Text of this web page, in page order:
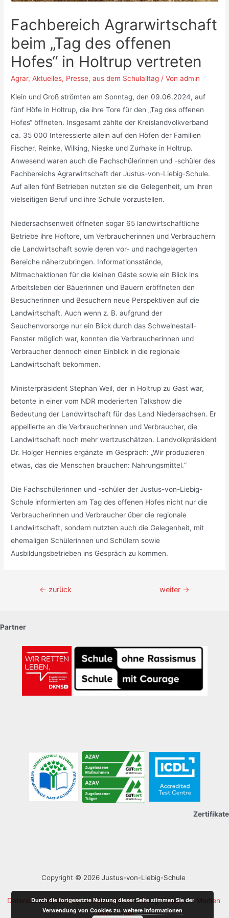
Fachbereich Agrarwirtschaft
beim „Tag des offenen
Hofes“ in Holtrup vertreten
Agrar,Aktuelles, Presse,aus dem Schulalltag / Vonadmin
Klein und Groß strömten am Sonntag, den 09.06.2024, auf
fünf Höfe in Holtrup, die ihre Tore für den „Tag des offenen
Hofes“ öffneten. Insgesamt zählte der Kreislandvolkverband
ca. 35 000 Interessierte allein auf den Höfen der Familien
Fischer, Reinke, Wilking, Nieske und Zurhake in Holtrup.
Anwesend waren auch die Fachschülerinnen und -schüler des
Fachbereichs Agrarwirtschaft der Justus-von-Liebig-Schule.
Auf allen fünf Betrieben nutzten sie die Gelegenheit, um ihren
vielseitigen Beruf und ihre Schule vorzustellen.
Niedersachsenweit öffneten sogar 65 landwirtschaftliche
Betriebe ihre Hoftore, um Verbraucherinnen und Verbrauchern
die Landwirtschaft sowie deren vor- und nachgelagerten
Bereiche näherzubringen. Informationsstände,
Mitmachaktionen für die kleinen Gäste sowie ein Blick ins
Arbeitsleben der Bäuerinnen und Bauern eröffneten den
Besucherinnen und Besuchern neue Perspektiven auf die
Landwirtschaft. Auch wenn z. B. aufgrund der
Seuchenvorsorge nur ein Blick durch das Schweinestall-
Fenster möglich war, konnten die Verbraucherinnen und
Verbraucher dennoch einen Einblick in die regionale
Landwirtschaft bekommen.
Ministerpräsident Stephan Weil, der in Holtrup zu Gast war,
betonte in einer vom NDR moderierten Talkshow die
Bedeutung der Landwirtschaft für das Land Niedersachsen. Er
appellierte an die Verbraucherinnen und Verbraucher, die
Landwirtschaft noch mehr wertzuschätzen. Landvolkpräsident
Dr. Holger Hennies ergänzte im Gespräch: „Wir produzieren
etwas, das die Menschen brauchen: Nahrungsmittel.“
Die Fachschülerinnen und -schüler der Justus-von-Liebig-
Schule informierten am Tag des offenen Hofes nicht nur die
Verbraucherinnen und Verbraucher über die regionale
Landwirtschaft, sondern nutzten auch die Gelegenheit, mit
ehemaligen Schülerinnen und Schülern sowie
Ausbildungsbetrieben ins Gespräch zu kommen.
Beitragsnavigation
← zurück weiter →
Partner
Zertifikate
Copyright © 2026 Justus-von-Liebig-Schule
Datenschutzerklärung
Datenschutzerklärung für soziale Medien
Impressum
Durch die fortgesetzte Nutzung dieser Seite stimmen Sie der
Verwendung von Cookies zu.weitere Informationen